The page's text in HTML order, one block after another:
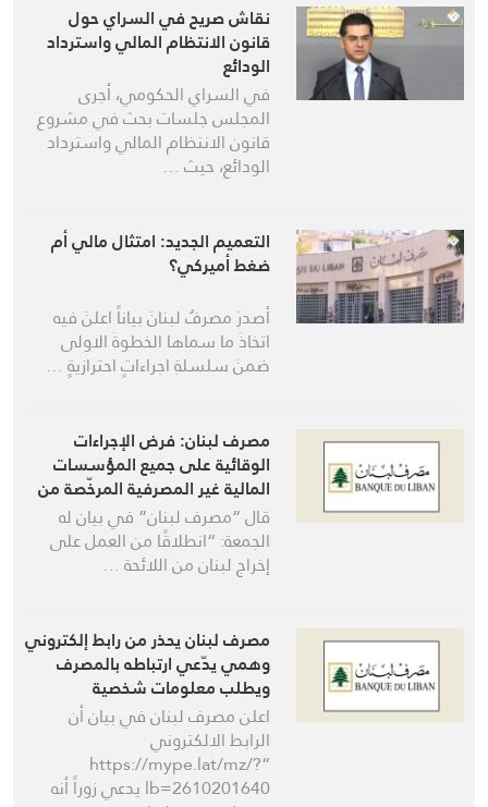
نقاش صريح في السراي حول
قانون الانتظام المالي واسترداد
الودائع
في السراي الحكومي، أجرى
المجلس جلسات بحث في مشروع
قانون الانتظام المالي واسترداد
الودائع، حيث …
التعميم الجديد: امتثال مالي أم
ضغط أميركي؟
أصدرَ مصرفُ لبنانَ بياناً اعلنَ فيه
اتخاذَ ما سماها الخطوةَ الاولى
ضمنَ سلسلةِ اجراءاتٍ احترازيةٍ …
مصرف لبنان: فرض الإجراءات
الوقائية على جميع المؤسسات
المالية غير المصرفية المرخّصة من
قبلنا
قال “مصرف لبنان” في بيان له
الجمعة: “انطلاقًا من العمل على
إخراج لبنان من اللائحة …
مصرف لبنان يحذر من رابط إلكتروني
وهمي يدّعي ارتباطه بالمصرف
ويطلب معلومات شخصية
ومصرفية
اعلن مصرف لبنان في بيان أن
الرابط الالكتروني
“https://mype.lat/mz/?
lb=2610201640 يدعي زوراً أنه